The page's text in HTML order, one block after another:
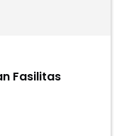
Fasilitas